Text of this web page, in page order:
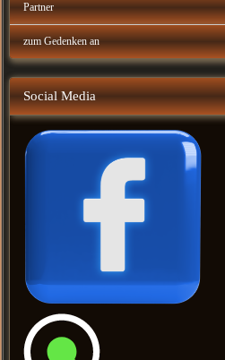
Partner
zum Gedenken an
Social Media